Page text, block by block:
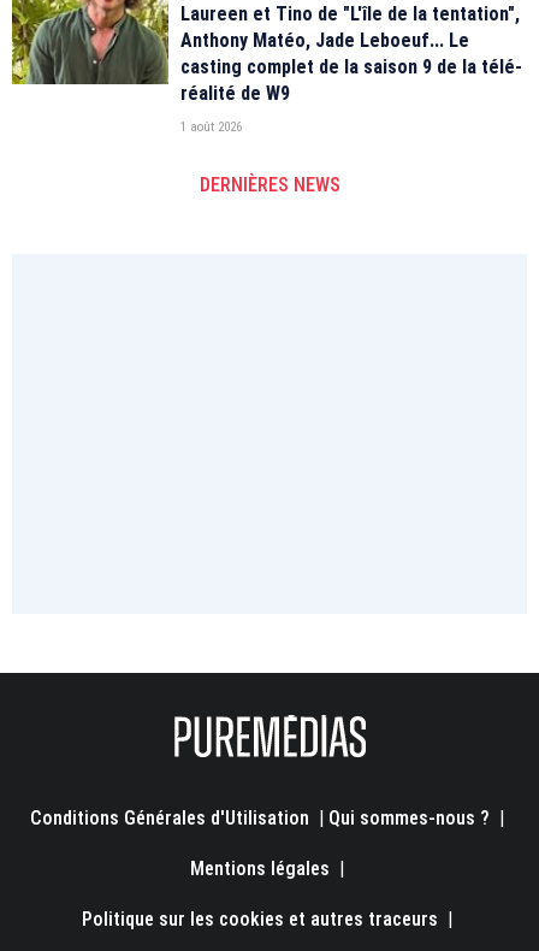
Laureen et Tino de "L'île de la tentation",
Anthony Matéo, Jade Leboeuf... Le
casting complet de la saison 9 de la télé-
réalité de W9
1 août 2026
DERNIÈRES NEWS
Conditions Générales d'Utilisation | Qui sommes-nous ? |
Mentions légales |
Politique sur les cookies et autres traceurs |